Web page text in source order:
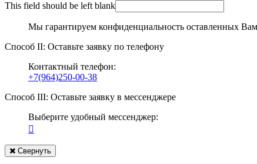
This field should be left blank
Мы гарантируем конфиденциальность оставленных
Способ II: Оставьте заявку по телефону
Контактный телефон:
+7(964)250-00-38
Способ III: Оставьте заявку в мессенджере
Выберите удобный мессенджер:
Свернуть